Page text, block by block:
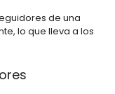
de una
lo que lleva a los